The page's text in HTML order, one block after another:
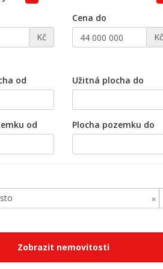
Kč
Cena do
Kč
od Užitná plocha do
od Plocha pozemku do
×
Zobrazit nemovitosti